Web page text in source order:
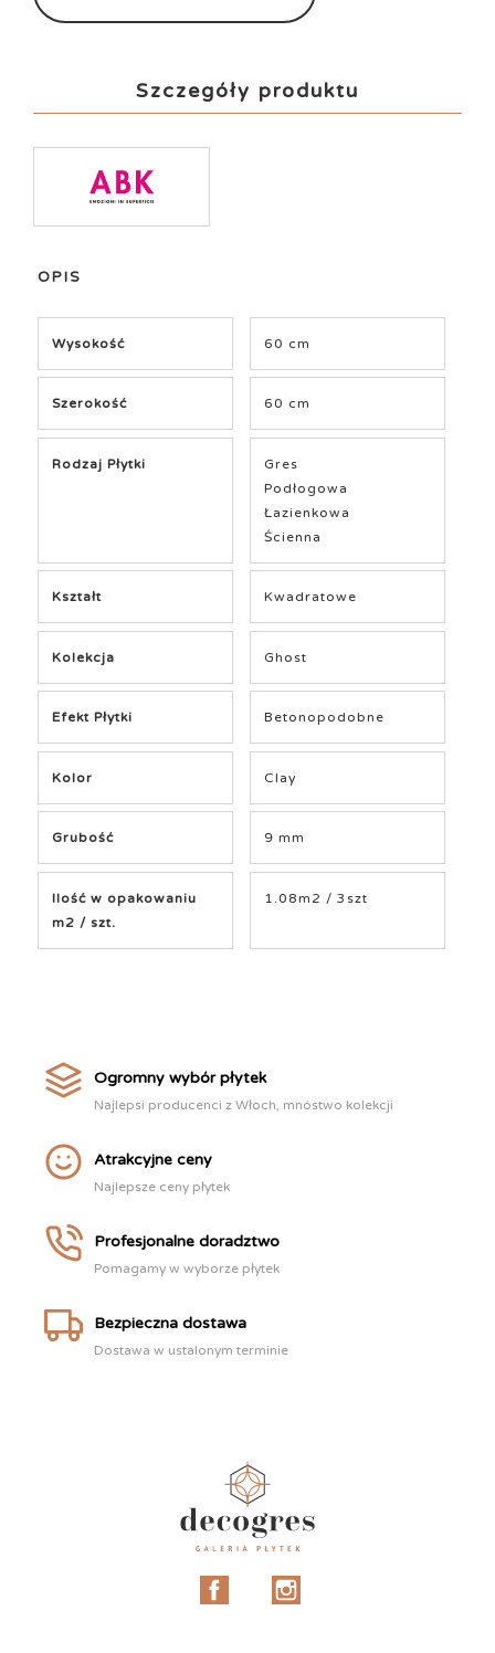
Szczegóły produktu
OPIS
Wysokość 60 cm
Szerokość 60 cm
Rodzaj Płytki
Gres
Podłogowa
Łazienkowa
Ścienna
Kształt Kwadratowe
Kolekcja Ghost
Efekt Płytki Betonopodobne
Kolor Clay
Grubość 9 mm
Ilość w opakowaniu
m2 / szt.
1.08m2 / 3szt
Ogromny wybór płytek
Najlepsi producenci z Włoch, mnóstwo kolekcji
Atrakcyjne ceny
Najlepsze ceny płytek
Profesjonalne doradztwo
Pomagamy w wyborze płytek
Bezpieczna dostawa
Dostawa w ustalonym terminie
Facebook